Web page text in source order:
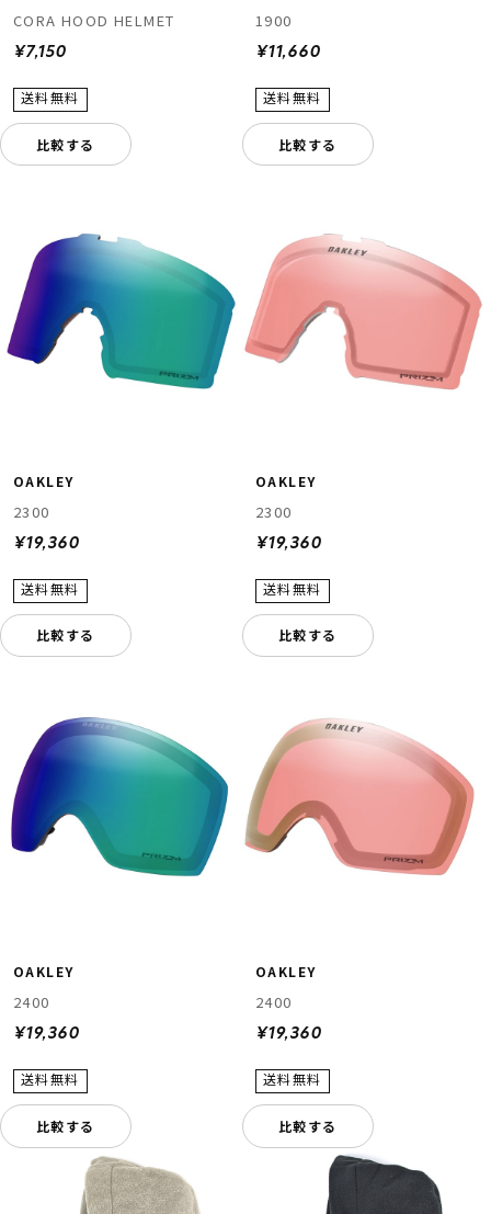
CORA HOOD HELMET
¥7,150
比較する
1900
¥11,660
比較する
OAKLEY
2300
¥19,360
比較する
OAKLEY
2300
¥19,360
比較する
OAKLEY
2400
¥19,360
比較する
OAKLEY
2400
¥19,360
比較する